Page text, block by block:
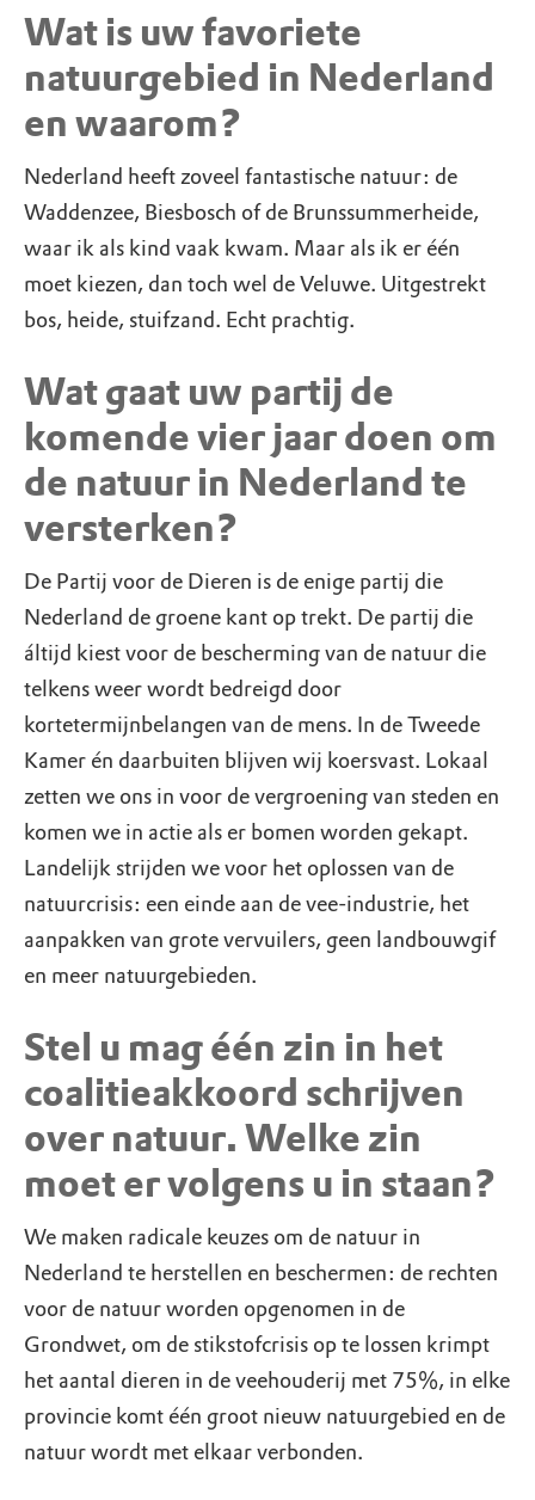
Wat is uw favoriete
natuurgebied in Nederland
en waarom?
Nederland heeft zoveel fantastische natuur: de
Waddenzee, Biesbosch of de Brunssummerheide,
waar ik als kind vaak kwam. Maar als ik er één
moet kiezen, dan toch wel de Veluwe. Uitgestrekt
bos, heide, stuifzand. Echt prachtig.
Wat gaat uw partij de
komende vier jaar doen om
de natuur in Nederland te
versterken?
De Partij voor de Dieren is de enige partij die
Nederland de groene kant op trekt. De partij die
áltijd kiest voor de bescherming van de natuur die
telkens weer wordt bedreigd door
kortetermijnbelangen van de mens. In de Tweede
Kamer én daarbuiten blijven wij koersvast. Lokaal
zetten we ons in voor de vergroening van steden en
komen we in actie als er bomen worden gekapt.
Landelijk strijden we voor het oplossen van de
natuurcrisis: een einde aan de vee-industrie, het
aanpakken van grote vervuilers, geen landbouwgif
en meer natuurgebieden.
Stel u mag één zin in het
coalitieakkoord schrijven
over natuur. Welke zin
moet er volgens u in staan?
We maken radicale keuzes om de natuur in
Nederland te herstellen en beschermen: de rechten
voor de natuur worden opgenomen in de
Grondwet, om de stikstofcrisis op te lossen krimpt
het aantal dieren in de veehouderij met 75%, in elke
provincie komt één groot nieuw natuurgebied en de
natuur wordt met elkaar verbonden.